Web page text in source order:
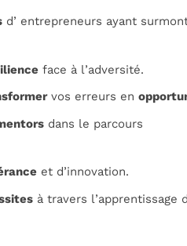
d’ entrepreneurs ayant
face à l’adversité.
vos erreurs en
dans le parcours
et d’innovation.
à travers l’apprentissage